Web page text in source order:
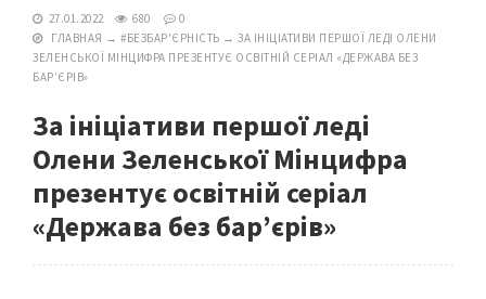
27.01.2022 680
0
ГЛАВНАЯ → #БЕЗБАР'ЄРНІСТЬ → ЗА ІНІЦІАТИВИ ПЕРШОЇ ЛЕДІ ОЛЕНИ
ЗЕЛЕНСЬКОЇ МІНЦИФРА ПРЕЗЕНТУЄ ОСВІТНІЙ СЕРІАЛ «ДЕРЖАВА БЕЗ
БАР’ЄРІВ»
За ініціативи першої леді
Олени Зеленської Мінцифра
презентує освітній серіал
«Держава без бар’єрів»